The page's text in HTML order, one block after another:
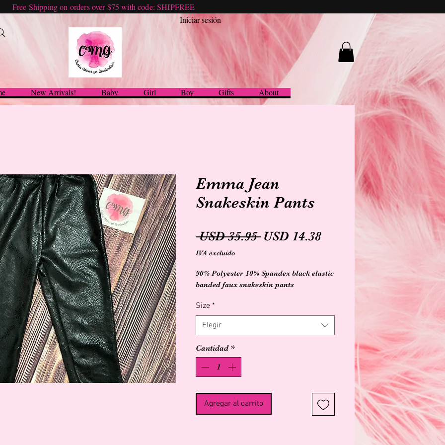
Free Shipping on orders over $75 with code: SHIPFREE
Iniciar sesión
New Arrivals! Baby Girl Boy Gifts About
Emma Jean
Snakeskin Pants
USD 35.95 Precio
USD 14.38Precio
oferta
IVA excluido
90% Polyester 10% Spandex black elastic
banded faux snakeskin pants
Size *
Elegir
Cantidad *
Agregar al carrito